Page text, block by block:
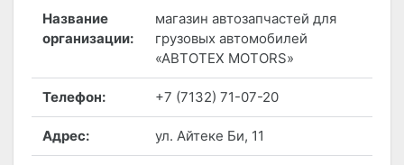
Название
организации:
магазин автозапчастей для
грузовых автомобилей
«АВТОТЕХ MOTORS»
Телефон: +7 (7132) 71-07-20
Адрес: ул. Айтеке Би, 11